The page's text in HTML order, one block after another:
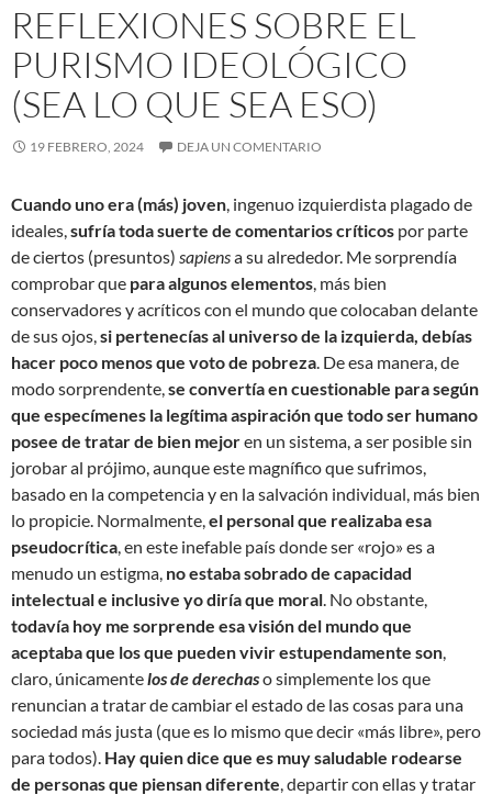
REFLEXIONES SOBRE EL
PURISMO IDEOLÓGICO
(SEA LO QUE SEA ESO)
19 FEBRERO, 2024 DEJA UN COMENTARIO
Cuando uno era (más) joven, ingenuo izquierdista plagado de
ideales,sufría toda suerte de comentarios críticos por parte
de ciertos (presuntos) sapiensa su alrededor. Me sorprendía
comprobar que para algunos elementos, más bien
conservadores y acríticos con el mundo que colocaban delante
de sus ojos,si pertenecías al universo de la izquierda, debías
hacer poco menos que voto de pobreza. De esa manera, de
modo sorprendente,se convertía en cuestionable para según
que especímenes la legítima aspiración que todo ser humano
posee de tratar de bien mejoren un sistema, a ser posible sin
jorobar al prójimo, aunque este magnífico que sufrimos,
basado en la competencia y en la salvación individual, más bien
lo propicie. Normalmente,el personal que realizaba esa
pseudocrítica, en este inefable país donde ser «rojo» es a
menudo un estigma, no estaba sobrado de capacidad
intelectual e inclusive yo diría que moral. No obstante,
todavía hoy me sorprende esa visión del mundo que
aceptaba que los que pueden vivir estupendamente son,
claro, únicamentelos de derechaso simplemente los que
renuncian a tratar de cambiar el estado de las cosas para una
sociedad más justa (que es lo mismo que decir «más libre», pero
para todos). Hay quien dice que es muy saludable rodearse
de personas que piensan diferente, departir con ellas y tratar